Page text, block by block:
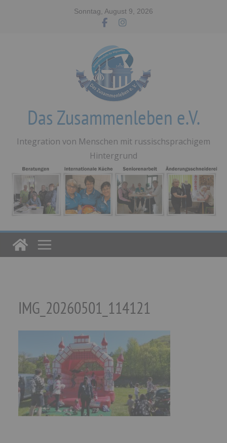
Sonntag, August 9, 2026
Das Zusammenleben e.V.
Integration von Menschen mit russischsprachigem
Hintergrund
IMG_20260501_114121